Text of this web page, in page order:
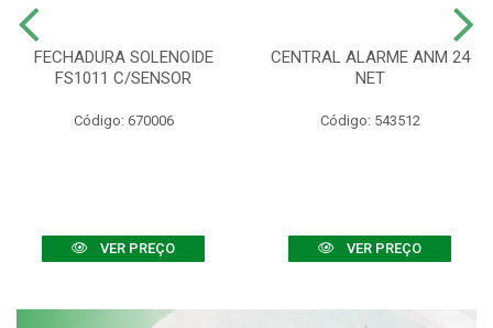
FECHADURA SOLENOIDE
FS1011 C/SENSOR
Código: 670006
VER PREÇO
CENTRAL ALARME ANM 24
NET
Código: 543512
VER PREÇO